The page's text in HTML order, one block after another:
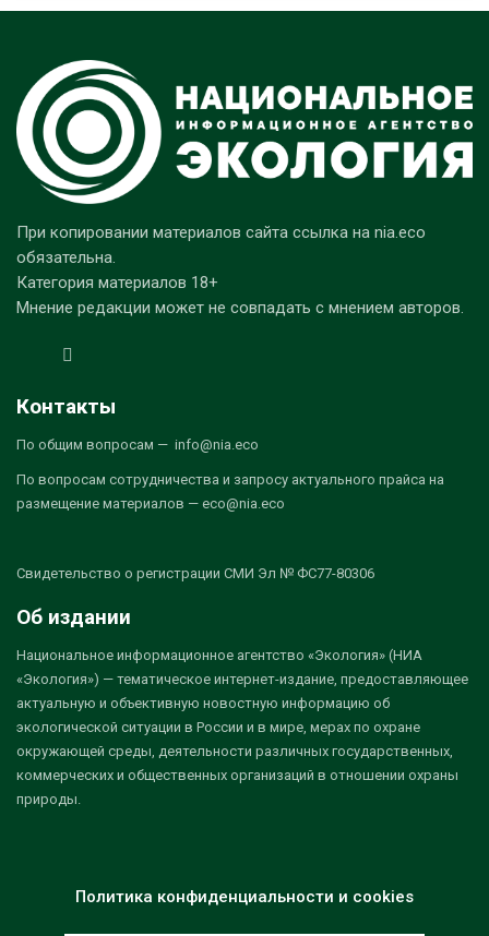
При копировании материалов сайта ссылка на nia.eco
обязательна.
Категория материалов 18+
Мнение редакции может не совпадать с мнением авторов.
Контакты
По общим вопросам — info@nia.eco
По вопросам сотрудничества и запросу актуального прайса на
размещение материалов — eco@nia.eco
Свидетельство о регистрации СМИ Эл № ФС77-80306
Об издании
Национальное информационное агентство «Экология» (НИА
«Экология») — тематическое интернет-издание, предоставляющее
актуальную и объективную новостную информацию об
экологической ситуации в России и в мире, мерах по охране
окружающей среды, деятельности различных государственных,
коммерческих и общественных организаций в отношении охраны
природы.
Политика конфиденциальности и cookies